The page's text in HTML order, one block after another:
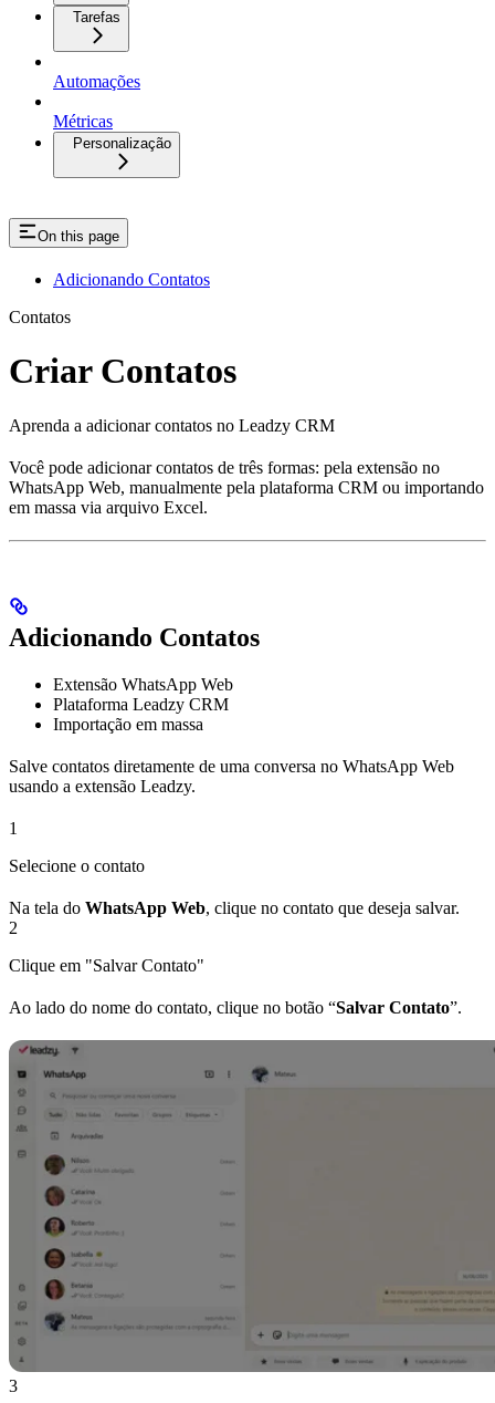
Tarefas
Automações
Métricas
Personalização
On this page
Adicionando Contatos
Contatos
Criar Contatos
Aprenda a adicionar contatos no Leadzy CRM
Você pode adicionar contatos de três formas: pela extensão no
WhatsApp Web, manualmente pela plataforma CRM ou importando
em massa via arquivo Excel.
Adicionando Contatos
Extensão WhatsApp Web
Plataforma Leadzy CRM
Importação em massa
Salve contatos diretamente de uma conversa no WhatsApp Web
usando a extensão Leadzy.
1
Selecione o contato
Na tela do WhatsApp Web, clique no contato que deseja salvar.
2
Clique em "Salvar Contato"
Ao lado do nome do contato, clique no botão “Salvar Contato”.
3